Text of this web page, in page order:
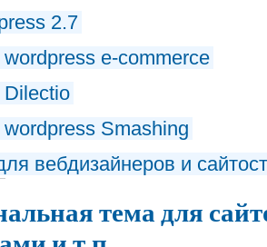
2.7
e-commerce
Smashing
вебдизайнеров и
тема для